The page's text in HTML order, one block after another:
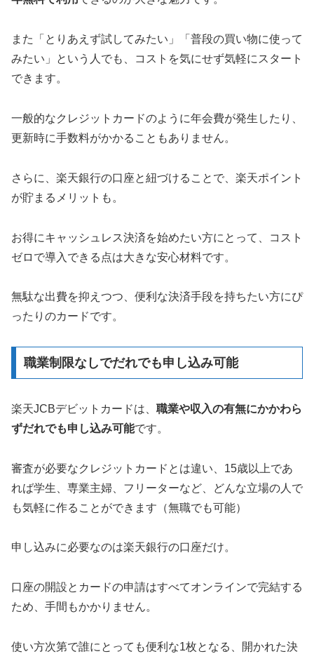
また「とりあえず試してみたい」「普段の買い物に使って
みたい」という人でも、コストを気にせず気軽にスタート
できます。
一般的なクレジットカードのように年会費が発生したり、
更新時に手数料がかかることもありません。
さらに、楽天銀行の口座と紐づけることで、楽天ポイント
が貯まるメリットも。
お得にキャッシュレス決済を始めたい方にとって、コスト
ゼロで導入できる点は大きな安心材料です。
無駄な出費を抑えつつ、便利な決済手段を持ちたい方にぴ
ったりのカードです。
職業制限なしでだれでも申し込み可能
楽天JCBデビットカードは、 職業や収入の有無にかかわら
ずだれでも申し込み可能です。
審査が必要なクレジットカードとは違い、15歳以上であ
れば学生、専業主婦、フリーターなど、どんな立場の人で
も気軽に作ることができます（無職でも可能）
申し込みに必要なのは楽天銀行の口座だけ。
口座の開設とカードの申請はすべてオンラインで完結する
ため、手間もかかりません。
使い方次第で誰にとっても便利な1枚となる、開かれた決